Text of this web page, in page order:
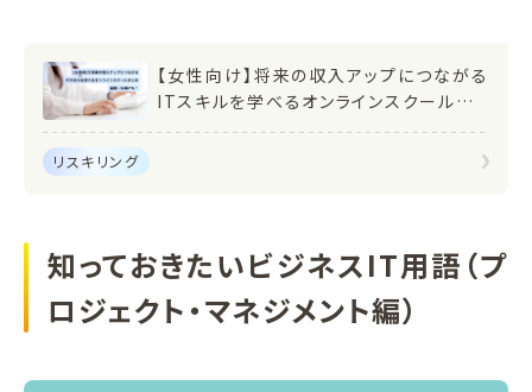
【女性向け】将来の収入アップにつながる
ITスキルを学べるオンラインスクールまと
め 副業・転職にも！
リスキリング
知っておきたいビジネスIT用語（プ
ロジェクト・マネジメント編）